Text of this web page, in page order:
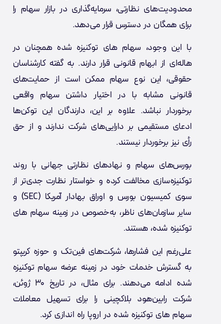
محدودیت‌های نظارتی، سرمایه‌گذاری در بازار سهام را
برای همگان در دسترس قرار می‌دهد.
با این وجود، سهام های توکنیزه شده همچنان در
هاله‌ای از ابهام قانونی قرار دارند. به گفته کارشناسان
حقوقی، این نوع سهام ممکن است از حمایت‌های
قانونی مشابه با در اختیار داشتن سهام واقعی
برخوردار نباشد. علاوه بر این، دارندگان این توکن‌ها
ادعای مستقیمی بر دارایی‌های شرکت ندارند و از حق
رأی نیز برخوردار نیستند.
بورس‌های سهام و نهادهای نظارتی جهانی با روند
توکنیزه‌سازی مخالفت کرده و خواستار نظارت جدی‌تر از
سوی کمیسیون بورس و اوراق بهادار آمریکا (SEC) و
سایر سازمان‌های ناظر، به‌خصوص در زمینه سهام های
توکنیزه شده، هستند.
علی‌رغم این فشارها، شرکت‌های فین‌تک و حوزه کریپتو
به گسترش خدمات خود در زمینه عرضه سهام توکنیزه
شده ادامه می‌دهند. برای مثال، در تاریخ ۳۰ ژوئن،
شرکت رابین‌هود بلاکچینی را برای تسهیل معاملات
سهام های توکنیزه شده در اروپا راه اندازی کرد.